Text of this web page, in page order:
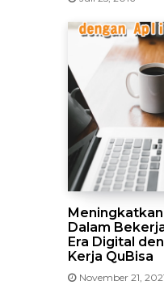
Dalam
Era Digital
Kerja QuBisa
November 21,